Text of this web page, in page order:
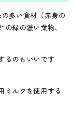
多い食材（赤身の
緑の濃い葉物、
るのもいいです
ミルクを使用する